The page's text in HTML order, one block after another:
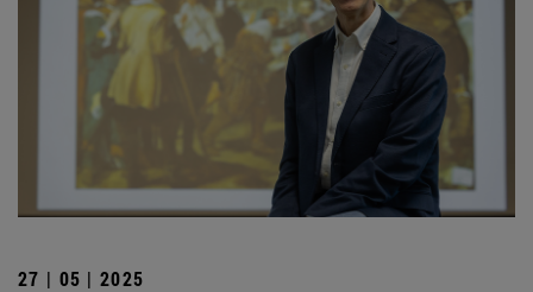
27 | 05 | 2025